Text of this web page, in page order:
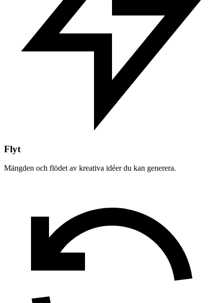
Flyt
Mängden och flödet av kreativa idéer du kan generera.